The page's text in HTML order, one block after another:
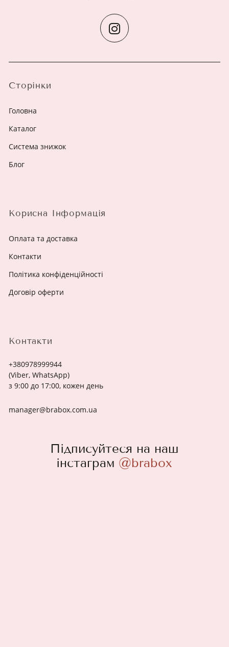
Контакти
+380978999944
(Viber, WhatsApp)
з 9:00 до 17:00, кожен день
manager@brabox.com.ua
Сторінки
Головна
Каталог
Система знижок
Блог
Корисна Інформація
Оплата та доставка
Контакти
Політика конфіденційності
Договір оферти
Підписуйтеся на наш
інстаграм @brabox